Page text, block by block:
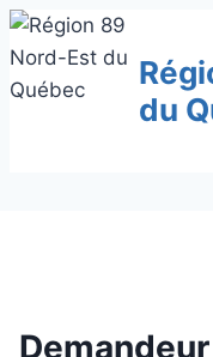
Aller
au
contenu
du
Demandeur